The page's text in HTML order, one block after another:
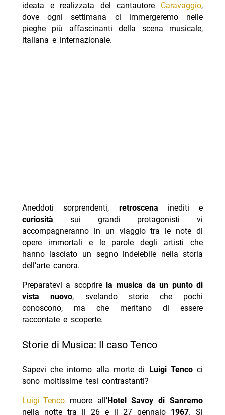
ideata e realizzata del cantautore Caravaggio,
dove ogni settimana ci immergeremo nelle
pieghe più affascinanti della scena musicale,
italiana e internazionale.
Aneddoti sorprendenti, retroscena inediti e
curiosità sui grandi protagonisti vi
accompagneranno in un viaggio tra le note di
opere immortali e le parole degli artisti che
hanno lasciato un segno indelebile nella storia
dell’arte canora.
Preparatevi a scoprirela musica da un punto di
vista nuovo, svelando storie che pochi
conoscono, ma che meritano di essere
raccontate e scoperte.
Storie di Musica: Il caso Tenco
Sapevi che intorno alla morte di Luigi Tencoci
sono moltissime tesi contrastanti?
Luigi Tencomuore all’Hotel Savoy di Sanremo
nella notte tra il 26 e il 27 gennaio 1967. Si